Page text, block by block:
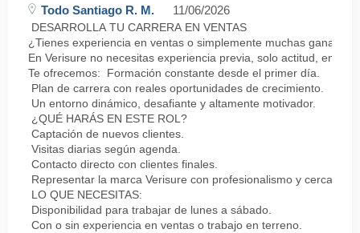
Todo Santiago R. M. 11/06/2026
DESARROLLA TU CARRERA EN VENTAS
¿Tienes experiencia en ventas o simplemente muchas ganas
En Verisure no necesitas experiencia previa, solo actitud,
Te ofrecemos: Formación constante desde el primer día.
Plan de carrera con reales oportunidades de crecimiento.
Un entorno dinámico, desafiante y altamente motivador.
¿QUÉ HARÁS EN ESTE ROL?
Captación de nuevos clientes.
Visitas diarias según agenda.
Contacto directo con clientes finales.
Representar la marca Verisure con profesionalismo y cercanía.
LO QUE NECESITAS:
Disponibilidad para trabajar de lunes a sábado.
Con o sin experiencia en ventas o trabajo en terreno.